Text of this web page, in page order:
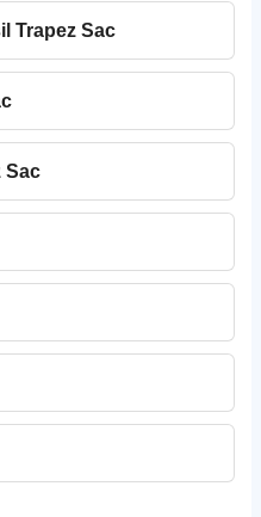
Trapez Sac
Sac